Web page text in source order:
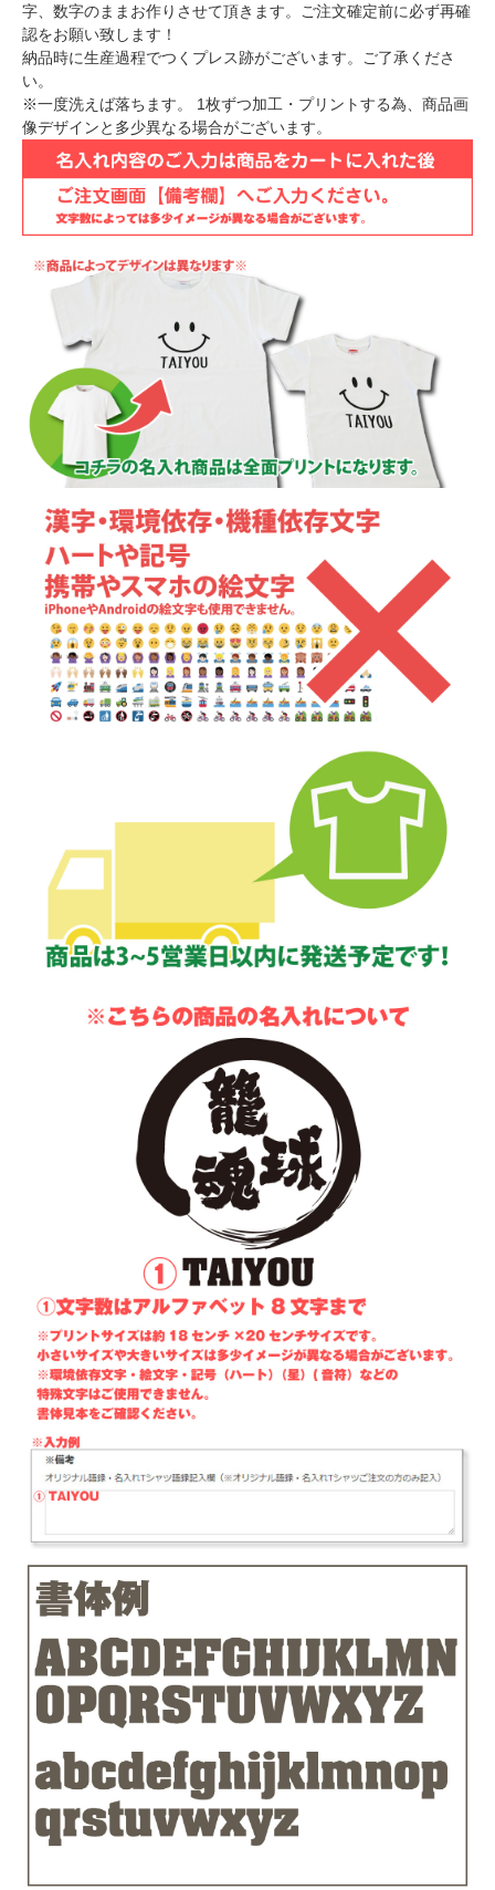
字、数字のままお作りさせて頂きます。ご注文確定前に必ず再確
認をお願い致します！
納品時に生産過程でつくプレス跡がございます。ご了承くださ
い。
※一度洗えば落ちます。 1枚ずつ加工・プリントする為、商品画
像デザインと多少異なる場合がございます。